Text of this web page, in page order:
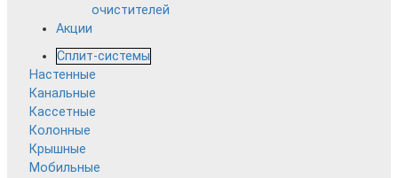
очистителей
Акции
Сплит-системы
Настенные
Канальные
Кассетные
Колонные
Крышные
Мобильные